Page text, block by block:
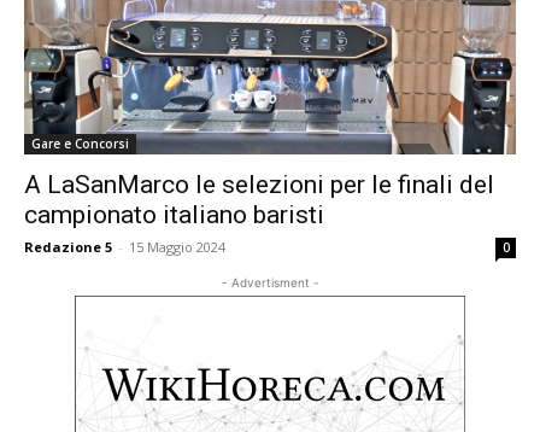
Gare e Concorsi
A LaSanMarco le selezioni per le finali del
campionato italiano baristi
Redazione 5 - 15 Maggio 2024 0
- Advertisment -